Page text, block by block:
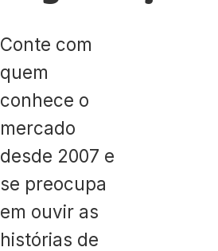
Conte com
quem
conhece o
mercado
desde 2007 e
se preocupa
em ouvir as
histórias de